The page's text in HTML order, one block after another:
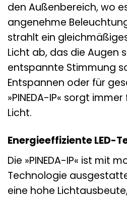
den Außenbereich, wo
angenehme
strahlt ein
Licht ab, das die Augen
entspannte Stimmung
Entspannen oder für
»PINEDA-IP« sorgt
Licht.
Energieeffiziente LED-
Die »PINEDA-IP« ist mit
Technologie
eine hohe